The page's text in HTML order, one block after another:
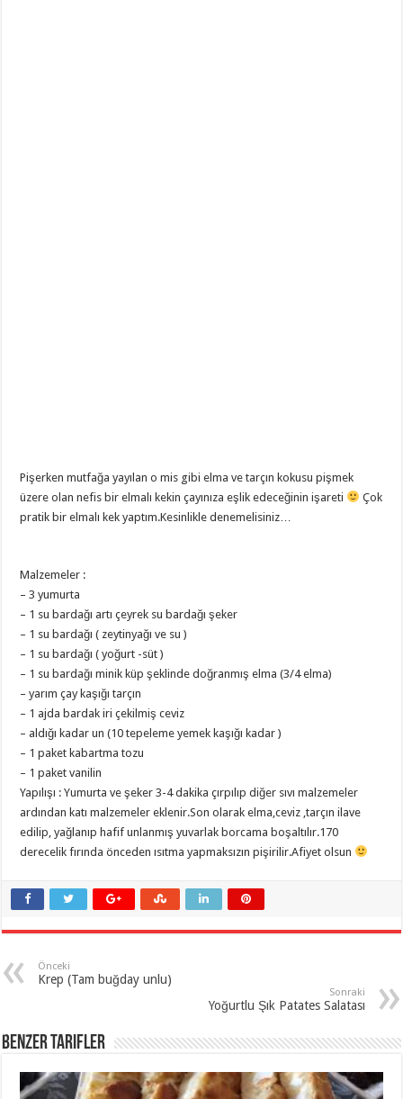
Pişerken mutfağa yayılan o mis gibi elma ve tarçın kokusu pişmek
üzere olan nefis bir elmalı kekin çayınıza eşlik edeceğinin işareti
Çok
pratik bir elmalı kek yaptım.Kesinlikle denemelisiniz…
Malzemeler :
– 3 yumurta
– 1 su bardağı artı çeyrek su bardağı şeker
– 1 su bardağı ( zeytinyağı ve su )
– 1 su bardağı ( yoğurt -süt )
– 1 su bardağı minik küp şeklinde doğranmış elma (3/4 elma)
– yarım çay kaşığı tarçın
– 1 ajda bardak iri çekilmiş ceviz
– aldığı kadar un (10 tepeleme yemek kaşığı kadar )
– 1 paket kabartma tozu
– 1 paket vanilin
Yapılışı : Yumurta ve şeker 3-4 dakika çırpılıp diğer sıvı malzemeler
ardından katı malzemeler eklenir.Son olarak elma,ceviz ,tarçın ilave
edilip, yağlanıp hafif unlanmış yuvarlak borcama boşaltılır.170
derecelik fırında önceden ısıtma yapmaksızın pişirilir.Afiyet olsun
Önceki
Krep (Tam buğday unlu)
Sonraki
Yoğurtlu Şık Patates Salatası
Benzer Tarifler